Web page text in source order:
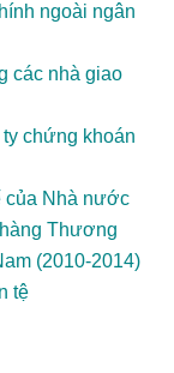
ngoài ngân
các nhà giao
chứng khoán
của Nhà nước
Thương
(2010-2014)
tệ